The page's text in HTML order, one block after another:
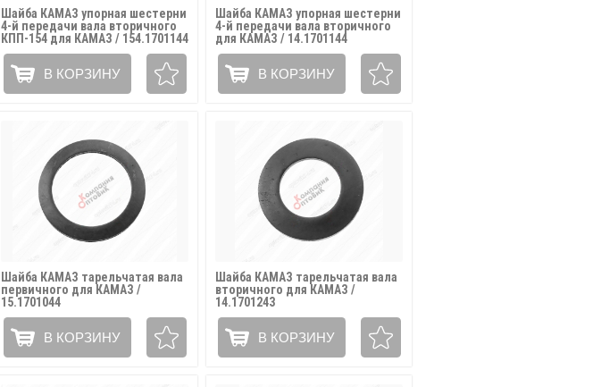
Шайба КАМАЗ упорная шестерни
4-й передачи вала вторичного
КПП-154 для КАМАЗ / 154.1701144
В КОРЗИНУ
Шайба КАМАЗ упорная шестерни
4-й передачи вала вторичного
для КАМАЗ / 14.1701144
В КОРЗИНУ
Шайба КАМАЗ тарельчатая вала
первичного для КАМАЗ /
15.1701044
В КОРЗИНУ
Шайба КАМАЗ тарельчатая вала
вторичного для КАМАЗ /
14.1701243
В КОРЗИНУ